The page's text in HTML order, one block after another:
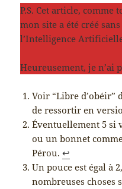
P.S. Cet article, comme
mon site a été créé
l’Intelligence
Heureusement, je n’ai
Voir “Libre d’obéir”
de ressortir en
Éventuellement 5 si
ou un bonnet
Pérou.↩︎
Un pouce est égal à
nombreuses choses